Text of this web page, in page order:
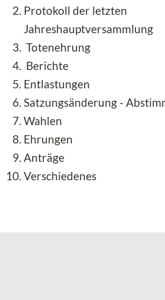
Protokoll der letzten
Jahreshauptversammlung
Totenehrung
Berichte
Entlastungen
Satzungsänderung -
Wahlen
Ehrungen
Anträge
Verschiedenes